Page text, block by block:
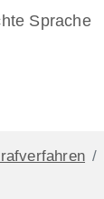
Sprache